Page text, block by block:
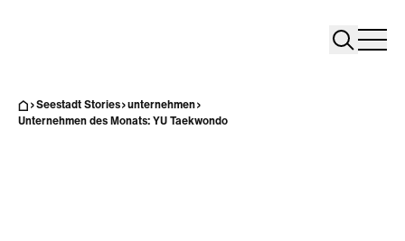
Search
Seestadt Stories
unternehmen
Unternehmen des Monats: YU Taekwondo